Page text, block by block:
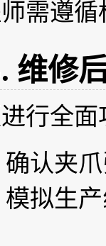
需遵
维修
行全
认夹
拟生